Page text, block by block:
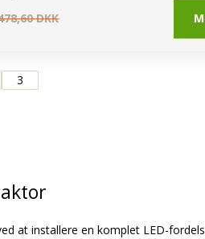
DKK
3
at installere en komplet LED-